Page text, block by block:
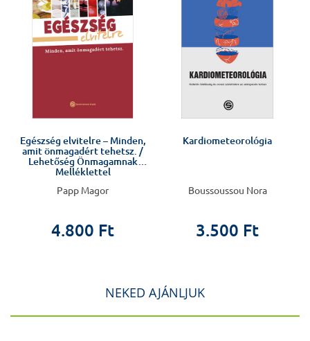
Egészség elvitelre – Minden,
amit önmagadért tehetsz. /
Lehetőség Önmagamnak
Melléklettel
Papp Magor
4.800 Ft
Kardiometeorológia
Boussoussou Nora
3.500 Ft
NEKED AJÁNLJUK